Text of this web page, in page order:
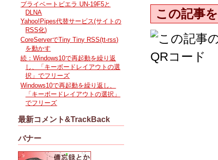
この記事
プライベートビエラ UN-19F5と
DLNA
Yahoo!Pipes代替サービス(サイトの
RSS化)
CoreServerでTiny Tiny RSS(tt-rss)
を動かす
続：Windows10で再起動を繰り返
し、「キーボードレイアウトの選
択」でフリーズ
Windows10で再起動を繰り返し、
「キーボードレイアウトの選択」
でフリーズ
最新コメント&TrackBack
バナー